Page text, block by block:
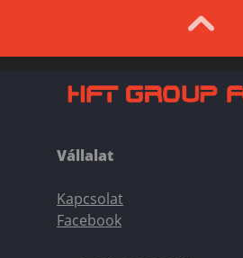
Vállalat
Kapcsolat
Facebook